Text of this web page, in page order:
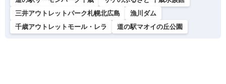
三井アウトレットパーク札幌北広島
漁川ダム
千歳アウトレットモール・レラ
道の駅マオイの丘公園